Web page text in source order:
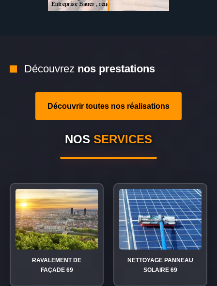
Découvrez nos prestations
Découvrir toutes nos réalisations
NOS SERVICES
RAVALEMENT DE
FAÇADE 69
NETTOYAGE PANNEAU
SOLAIRE 69